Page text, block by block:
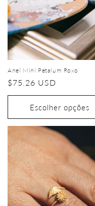
Anel Mini Petalum Roxo
Preço
normal
$75.26 USD
Escolher opções